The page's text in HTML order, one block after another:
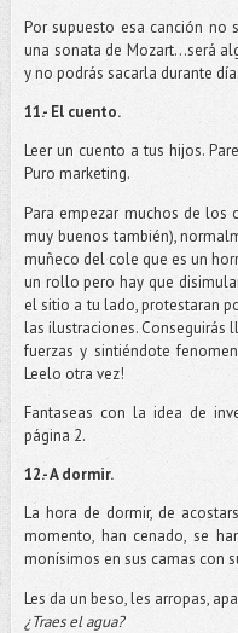
Por supuesto esa canción no
una sonata de Mozart…será
y no podrás sacarla durante
11.- El cuento.
Leer un cuento a tus hijos.
Puro marketing.
Para empezar muchos de
muy buenos también),
muñeco del cole que es un
un rollo pero hay que
el sitio a tu lado, protestaran
las ilustraciones. Conseguirás
fuerzas y sintiéndote
Leelo otra vez!
Fantaseas con la idea de
página 2.
12.- A dormir.
La hora de dormir, de
momento, han cenado, se
monísimos en sus camas con
Les da un beso, les arropas,
¿Traes el agua?